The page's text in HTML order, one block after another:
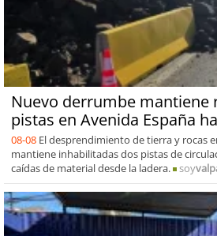
Nuevo derrumbe mantiene
pistas en Avenida España
08-08 El desprendimiento de tierra y rocas
mantiene inhabilitadas dos pistas de
caídas de material desde la ladera.
soy